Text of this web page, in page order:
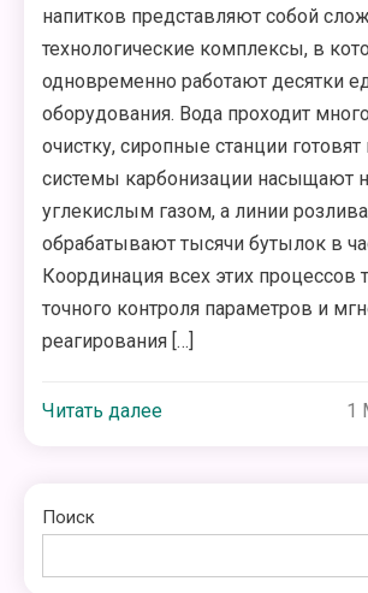
напитков представляют собой
технологические комплексы, в
одновременно работают десятки
оборудования. Вода проходит
очистку, сиропные станции
системы карбонизации насыщают
углекислым газом, а линии розлива
обрабатывают тысячи бутылок в
Координация всех этих процессов
точного контроля параметров и
реагирования […]
Читать далее 1
Поиск